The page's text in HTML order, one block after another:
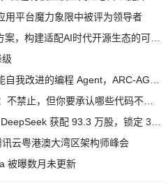
平台魔力象限中被评为领导者
云粤港澳大湾区架构师峰会
被曝数月未更新